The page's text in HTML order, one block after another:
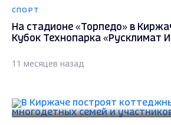
СПОРТ
На стадионе «Торпедо» в
Кубок Технопарка «Русклимат
11 месяцев назад